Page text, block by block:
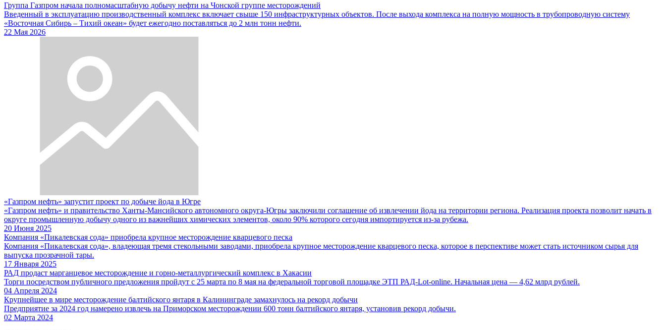
Группа Газпром начала полномасштабную добычу нефти на Чонской группе месторождений
Введенный в эксплуатацию производственный комплекс включает свыше 150 инфраструктурных объектов. После выхода комплекса на полную мощность в трубопроводную систему
«Восточная Сибирь – Тихий океан» будет ежегодно поставляться до 2 млн тонн нефти.
22 Мая 2026
«Газпром нефть» запустит проект по добыче йода в Югре
«Газпром нефть» и правительство Ханты-Мансийского автономного округа-Югры заключили соглашение об извлечении йода на территории региона. Реализация проекта позволит начать в
округе промышленную добычу одного из важнейших химических элементов, около 90% которого сегодня импортируется из-за рубежа.
20 Июня 2025
Компания «Пикалевская сода» приобрела крупное месторождение кварцевого песка
Компания «Пикалевская сода», владеющая тремя стекольными заводами, приобрела крупное месторождение кварцевого песка, которое в перспективе может стать источником сырья для
выпуска прозрачной тары.
17 Января 2025
РАД продаст марганцевое месторождение и горно-металлургический комплекс в Хакасии
Торги посредством публичного предложения пройдут с 25 марта по 8 мая на федеральной торговой площадке ЭТП РАД-Lot-online. Начальная цена — 4,62 млрд рублей.
04 Апреля 2024
Крупнейшее в мире месторождение балтийского янтаря в Калининграде замахнулось на рекорд добычи
Предприятие за 2024 год намерено извлечь на Приморском месторождении 600 тонн балтийского янтаря, установив рекорд добычи.
02 Марта 2024